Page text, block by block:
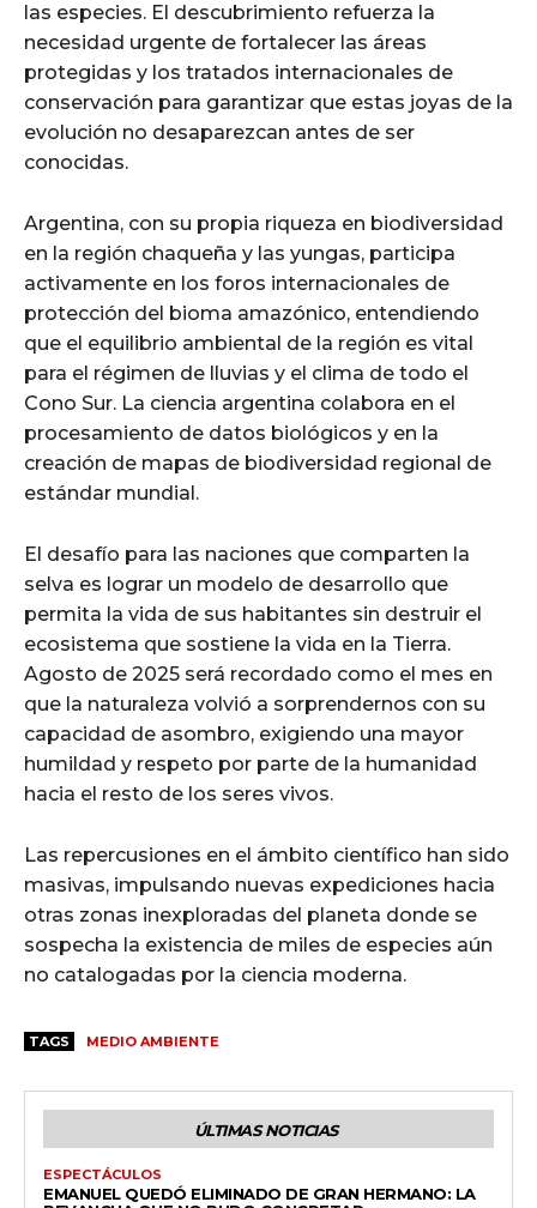
las especies. El descubrimiento refuerza la
necesidad urgente de fortalecer las áreas
protegidas y los tratados internacionales de
conservación para garantizar que estas joyas de la
evolución no desaparezcan antes de ser
conocidas.
Argentina, con su propia riqueza en biodiversidad
en la región chaqueña y las yungas, participa
activamente en los foros internacionales de
protección del bioma amazónico, entendiendo
que el equilibrio ambiental de la región es vital
para el régimen de lluvias y el clima de todo el
Cono Sur. La ciencia argentina colabora en el
procesamiento de datos biológicos y en la
creación de mapas de biodiversidad regional de
estándar mundial.
El desafío para las naciones que comparten la
selva es lograr un modelo de desarrollo que
permita la vida de sus habitantes sin destruir el
ecosistema que sostiene la vida en la Tierra.
Agosto de 2025 será recordado como el mes en
que la naturaleza volvió a sorprendernos con su
capacidad de asombro, exigiendo una mayor
humildad y respeto por parte de la humanidad
hacia el resto de los seres vivos.
Las repercusiones en el ámbito científico han sido
masivas, impulsando nuevas expediciones hacia
otras zonas inexploradas del planeta donde se
sospecha la existencia de miles de especies aún
no catalogadas por la ciencia moderna.
TAGS MEDIO AMBIENTE
ÚLTIMAS NOTICIAS
ESPECTÁCULOS
EMANUEL QUEDÓ ELIMINADO DE GRAN HERMANO: LA